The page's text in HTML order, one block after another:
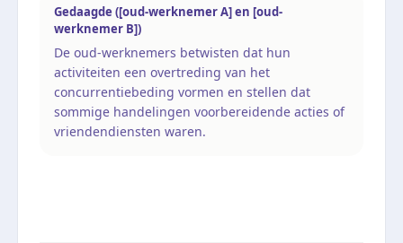
Gedaagde ([oud-werknemer A] en [oud-
werknemer B])
De oud-werknemers betwisten dat hun
activiteiten een overtreding van het
concurrentiebeding vormen en stellen dat
sommige handelingen voorbereidende acties of
vriendendiensten waren.